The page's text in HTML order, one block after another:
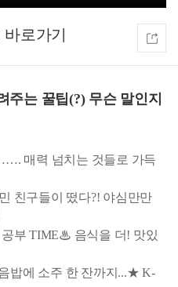
주는 꿀팁(?) 무슨 말인지
매력 넘치는 것들로 가득
친구들이 떴다?! 야심만만
부 TIME♨ 음식을 더! 맛있
밥에 소주 한 잔까지...★ K-